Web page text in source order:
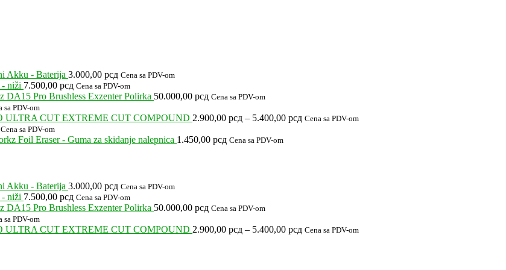
Akku - Baterija 3.000,00 рсд Cena sa PDV-om
- niži 7.500,00 рсд Cena sa PDV-om
DA15 Pro Brushless Exzenter Polirka 50.000,00 рсд Cena sa PDV-om
sa PDV-om
ULTRA CUT EXTREME CUT COMPOUND 2.900,00 рсд – 5.400,00 рсдRaspon
Cena sa PDV-om
Cena sa PDV-om
Foil Eraser - Guma za skidanje nalepnica 1.450,00 рсд Cena sa PDV-om
Akku - Baterija 3.000,00 рсд Cena sa PDV-om
- niži 7.500,00 рсд Cena sa PDV-om
DA15 Pro Brushless Exzenter Polirka 50.000,00 рсд Cena sa PDV-om
sa PDV-om
ULTRA CUT EXTREME CUT COMPOUND 2.900,00 рсд – 5.400,00 рсдRaspon
Cena sa PDV-om